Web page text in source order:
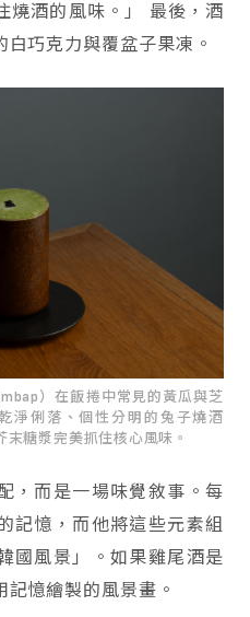
燒酒的風味。」 最後，酒
巧克力與覆盆子果凍。
）在飯捲中常見的黃瓜與芝
淨俐落、個性分明的兔子燒酒
糖漿完美抓住核心風味。
，而是一場味覺敘事。每
記憶，而他將這些元素組
國風景」。如果雞尾酒是
憶繪製的風景畫。